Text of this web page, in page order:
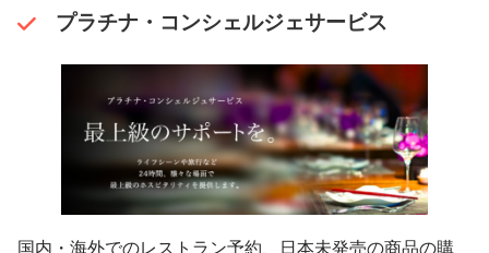
プラチナ・コンシェルジェサービス
国内・海外でのレストラン予約、日本未発売の商品の購